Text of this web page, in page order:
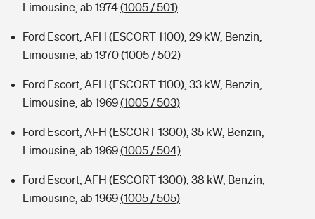
Limousine, ab 1974(1005 / 501)
Ford Escort, AFH (ESCORT 1100), 29 kW, Benzin,
Limousine, ab 1970(1005 / 502)
Ford Escort, AFH (ESCORT 1100), 33 kW, Benzin,
Limousine, ab 1969(1005 / 503)
Ford Escort, AFH (ESCORT 1300), 35 kW, Benzin,
Limousine, ab 1969(1005 / 504)
Ford Escort, AFH (ESCORT 1300), 38 kW, Benzin,
Limousine, ab 1969(1005 / 505)